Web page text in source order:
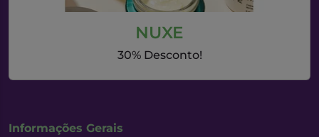
NUXE
30% Desconto!
Informações Gerais